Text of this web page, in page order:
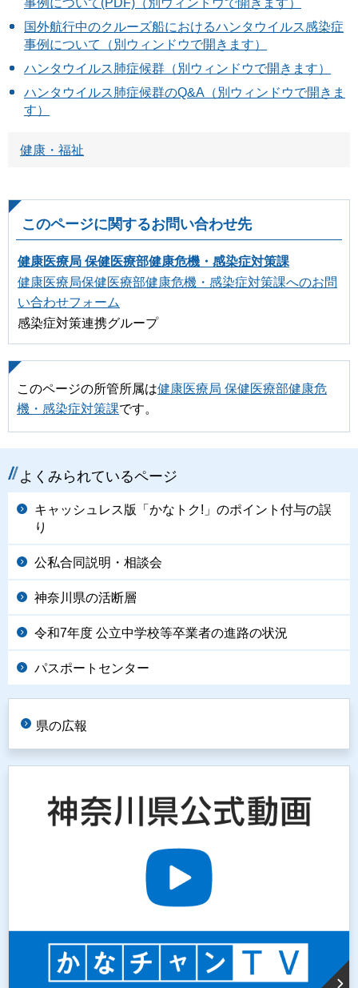
国外航行中のクルーズ船におけるハンタウイルス感染症
事例について（別ウィンドウで開きます）
ハンタウイルス肺症候群（別ウィンドウで開きます）
ハンタウイルス肺症候群のQ&A（別ウィンドウで開きま
す）
健康・福祉
このページに関するお問い合わせ先
健康医療局 保健医療部健康危機・感染症対策課
健康医療局保健医療部健康危機・感染症対策課へのお問
い合わせフォーム
感染症対策連携グループ
このページの所管所属は健康医療局 保健医療部健康危
機・感染症対策課です。
よくみられているページ
キャッシュレス版「かなトク!」のポイント付与の誤
り
公私合同説明・相談会
神奈川県の活断層
令和7年度 公立中学校等卒業者の進路の状況
パスポートセンター
県の広報